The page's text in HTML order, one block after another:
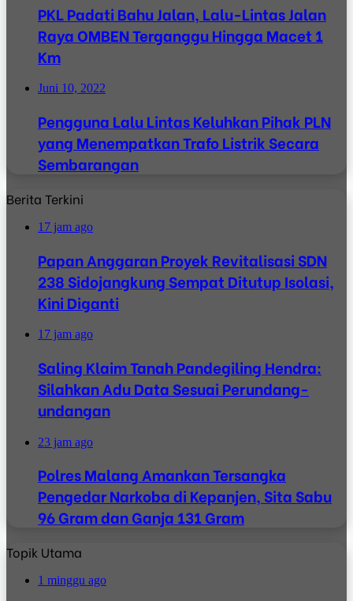
PKL Padati Bahu Jalan, Lalu-Lintas Jalan
Raya OMBEN Terganggu Hingga Macet 1
Km
Juni 10, 2022
Pengguna Lalu Lintas Keluhkan Pihak PLN
yang Menempatkan Trafo Listrik Secara
Sembarangan
Berita Terkini
17 jam ago
Papan Anggaran Proyek Revitalisasi SDN
238 Sidojangkung Sempat Ditutup Isolasi,
Kini Diganti
17 jam ago
Saling Klaim Tanah Pandegiling Hendra:
Silahkan Adu Data Sesuai Perundang-
undangan
23 jam ago
Polres Malang Amankan Tersangka
Pengedar Narkoba di Kepanjen, Sita Sabu
96 Gram dan Ganja 131 Gram
Topik Utama
1 minggu ago